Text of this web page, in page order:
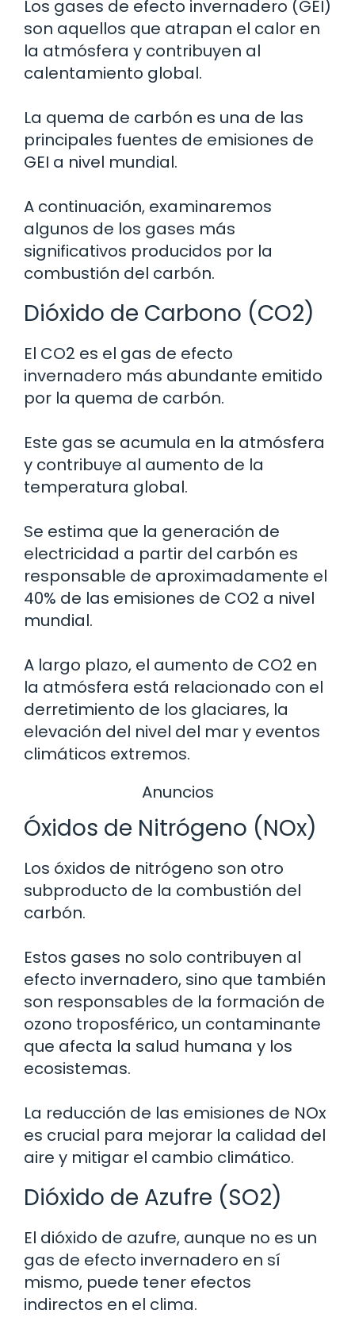
Los gases de efecto invernadero (GEI)
son aquellos que atrapan el calor en
la atmósfera y contribuyen al
calentamiento global.
La quema de carbón es una de las
principales fuentes de emisiones de
GEI a nivel mundial.
A continuación, examinaremos
algunos de los gases más
significativos producidos por la
combustión del carbón.
Dióxido de Carbono (CO2)
El CO2 es el gas de efecto
invernadero más abundante emitido
por la quema de carbón.
Este gas se acumula en la atmósfera
y contribuye al aumento de la
temperatura global.
Se estima que la generación de
electricidad a partir del carbón es
responsable de aproximadamente el
40% de las emisiones de CO2 a nivel
mundial.
A largo plazo, el aumento de CO2 en
la atmósfera está relacionado con el
derretimiento de los glaciares, la
elevación del nivel del mar y eventos
climáticos extremos.
Anuncios
Óxidos de Nitrógeno (NOx)
Los óxidos de nitrógeno son otro
subproducto de la combustión del
carbón.
Estos gases no solo contribuyen al
efecto invernadero, sino que también
son responsables de la formación de
ozono troposférico, un contaminante
que afecta la salud humana y los
ecosistemas.
La reducción de las emisiones de NOx
es crucial para mejorar la calidad del
aire y mitigar el cambio climático.
Dióxido de Azufre (SO2)
El dióxido de azufre, aunque no es un
gas de efecto invernadero en sí
mismo, puede tener efectos
indirectos en el clima.